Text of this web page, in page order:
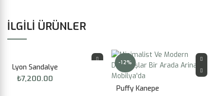
İLGILI ÜRÜNLER
Lyon Sandalye
₺7,200.00
-12%
Puffy Kanepe